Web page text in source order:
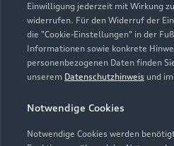
Einwilligung jederzeit mit Wirkung
widerrufen. Für den Widerruf der
die "Cookie-Einstellungen" in der
Informationen sowie konkrete
personenbezogenen Daten finden
unserem Datenschutzhinweis und im
Notwendige Cookies
Notwendige Cookies werden
Servicetermin vereinbaren
Autohaus